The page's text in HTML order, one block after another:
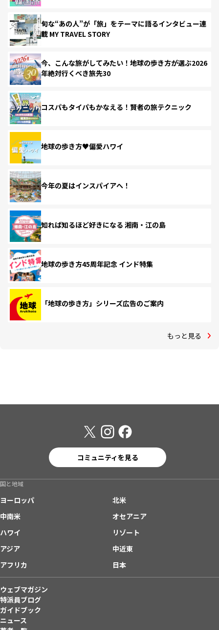
旬な“あの人”が「旅」をテーマに語るインタビュー連
載 MY TRAVEL STORY
今、こんな旅がしてみたい！地球の歩き方が選ぶ2026
年絶対行くべき旅先30
コスパもタイパもかなえる！賢者の旅テクニック
地球の歩き方♥偏愛ハワイ
今年の夏はインスパイアへ！
知れば知るほど好きになる 湘南・江の島
地球の歩き方45周年記念 インド特集
「地球の歩き方」シリーズ広告のご案内
もっと見る
コミュニティを見る
国と地域
ヨーロッパ
北米
中南米
オセアニア
ハワイ
リゾート
アジア
中近東
アフリカ
日本
ウェブマガジン
特派員ブログ
ガイドブック
ニュース